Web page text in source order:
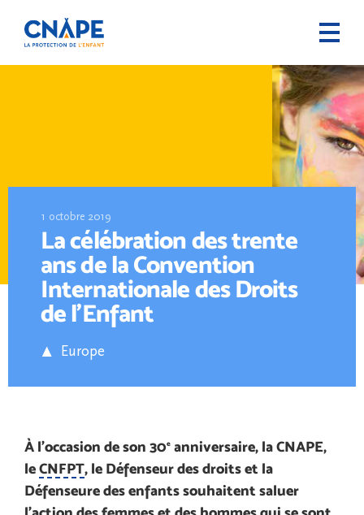
1 octobre 2019
La célébration des trente
ans de la Convention
Internationale des Droits
de l’Enfant
Europe
À l’occasion de son 30e anniversaire, la CNAPE,
leCNFPT, le Défenseur des droits et la
Défenseure des enfants souhaitent saluer